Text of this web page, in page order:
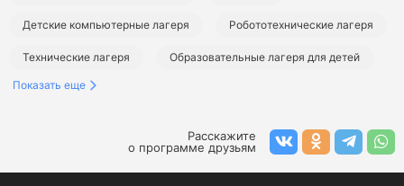
Детские компьютерные лагеря Робототехнические лагеря
Технические лагеря Образовательные лагеря для детей
Детские лагеря на лето
Летние лагеря программирования
Показать еще
Расскажите
о программе друзьям